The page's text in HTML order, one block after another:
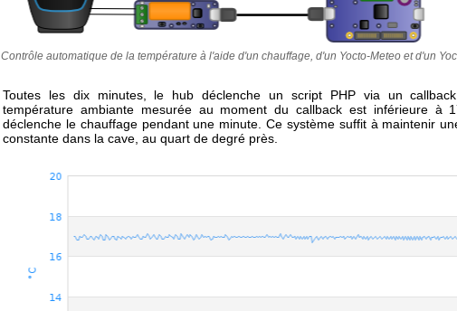
Contrôle automatique de la température à l'aide d'un chauffage, d'un Yocto-Meteo et d'un
Toutes les dix minutes, le hub déclenche un script PHP via un
température ambiante mesurée au moment du callback est inférieure à
déclenche le chauffage pendant une minute. Ce système suffit à maintenir
constante dans la cave, au quart de degré près.